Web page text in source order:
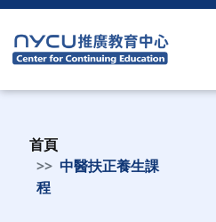
首頁
中醫扶正養生課
程